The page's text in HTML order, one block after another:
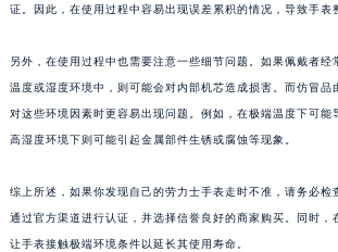
证。因此，在使用过程中容易出现误差累积的情况，导致手表
另外，在使用过程中也需要注意一些细节问题。如果佩戴者经
温度或湿度环境中，则可能会对内部机芯造成损害。而仿冒品
对这些环境因素时更容易出现问题。例如，在极端温度下可能
高湿度环境下则可能引起金属部件生锈或腐蚀等现象。
综上所述，如果你发现自己的劳力士手表走时不准，请务必检
通过官方渠道进行认证，并选择信誉良好的商家购买。同时，
让手表接触极端环境条件以延长其使用寿命。